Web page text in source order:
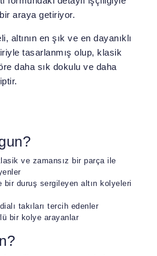
araya getiriyor.
altının en şık ve en dayanıklı
tasarlanmış olup, klasik
daha sık dokulu ve daha
ve zamansız bir parça ile
duruş sergileyen altın kolyeleri
takıları tercih edenler
bir kolye arayanlar